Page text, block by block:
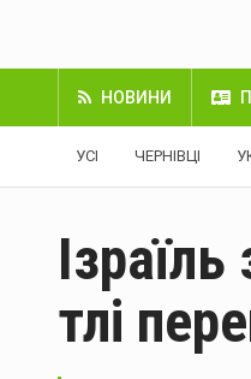
НОВИНИ
УСІ ЧЕРНІВЦІ
тлі